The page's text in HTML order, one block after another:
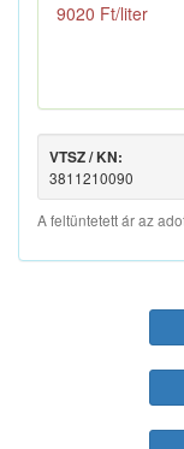
9020 Ft/liter
VTSZ / KN:
3811210090
A feltüntetett ár az